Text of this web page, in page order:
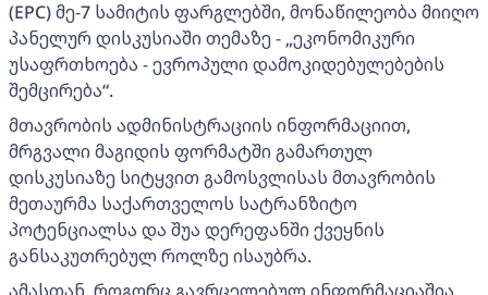
(EPC) მე-7 სამიტის ფარგლებში, მონაწილეობა მიიღო
პანელურ დისკუსიაში თემაზე - „ეკონომიკური
უსაფრთხოება - ევროპული დამოკიდებულებების
შემცირება“.
მთავრობის ადმინისტრაციის ინფორმაციით,
მრგვალი მაგიდის ფორმატში გამართულ
დისკუსიაზე სიტყვით გამოსვლისას მთავრობის
მეთაურმა საქართველოს სატრანზიტო
პოტენციალსა და შუა დერეფანში ქვეყნის
განსაკუთრებულ როლზე ისაუბრა.